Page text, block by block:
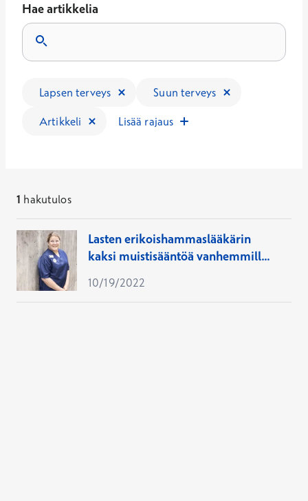
Hae artikkelia
Lapsen terveys
Suun terveys
Artikkeli Lisää rajaus
1 hakutulos
Lasten erikoishammaslääkärin
kaksi muistisääntöä vanhemmille:
10/19/2022